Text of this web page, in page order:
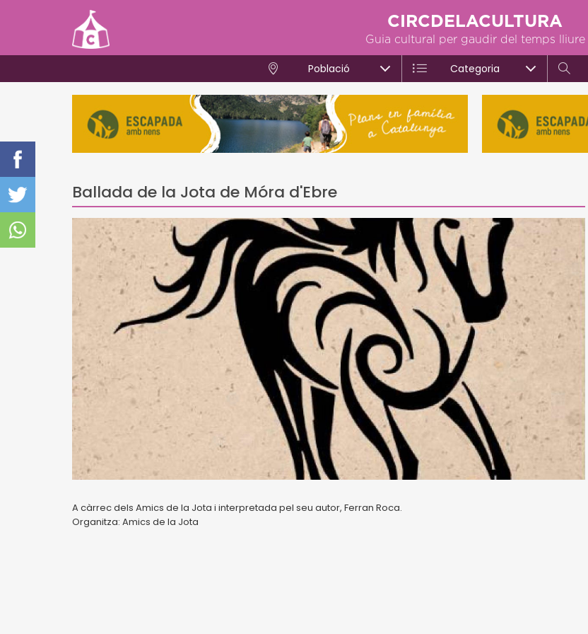
CIRCDELACULTURA
Guia cultural per gaudir del temps lliure
Població Categoria
Ballada de la Jota de Móra d'Ebre
A càrrec dels Amics de la Jota i interpretada pel seu autor, Ferran Roca.
Organitza: Amics de la Jota